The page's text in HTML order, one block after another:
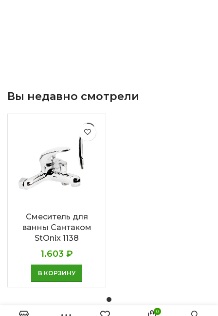
Вы недавно смотрели
Смеситель для
ванны Сантаком
StOnix 1138
1.603 ₽
В КОРЗИНУ
0